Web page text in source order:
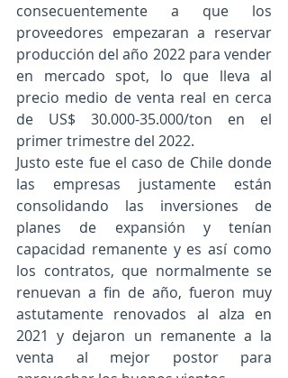
consecuentemente a que los
proveedores empezaran a reservar
producción del año 2022 para vender
en mercado spot, lo que lleva al
precio medio de venta real en cerca
de US$ 30.000-35.000/ton en el
primer trimestre del 2022.
Justo este fue el caso de Chile donde
las empresas justamente están
consolidando las inversiones de
planes de expansión y tenían
capacidad remanente y es así como
los contratos, que normalmente se
renuevan a fin de año, fueron muy
astutamente renovados al alza en
2021 y dejaron un remanente a la
venta al mejor postor para